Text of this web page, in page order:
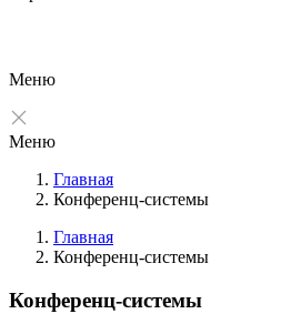
Меню
Меню
Главная
Конференц-системы
Фильтры
Очистить
Главная
Конференц-системы
Конференц-системы